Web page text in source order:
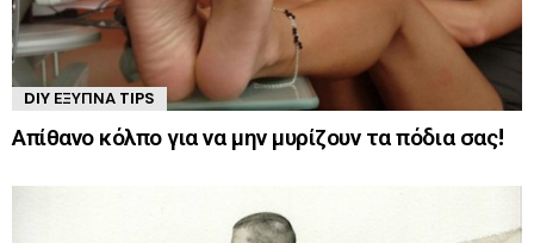
DIY ΈΞΥΠΝΑ TIPS
Απίθανο κόλπο για να μην μυρίζουν τα πόδια σας!